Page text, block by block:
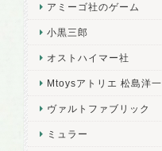
アミーゴ社のゲーム
小黒三郎
オストハイマー社
Mtoysアトリエ 松島洋一
ヴァルトファブリック
ミュラー